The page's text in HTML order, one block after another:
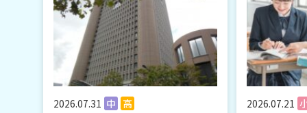
2026.07.31 中 高 2026.07.21